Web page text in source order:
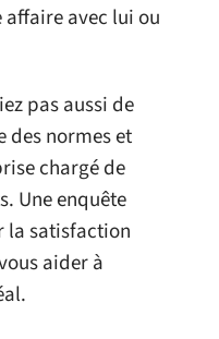
avec lui ou
pas aussi de
normes et
chargé de
Une enquête
la satisfaction
aider à